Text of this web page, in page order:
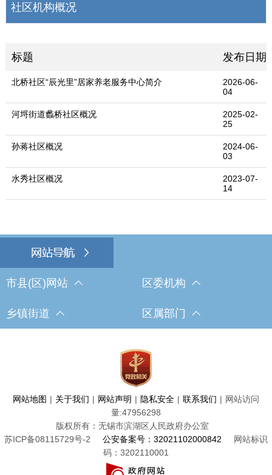
社区机构概况
标题 发布日期
北桥社区“辰光里”居家养老服务中心简介
2026-06-
04
河埒街道蠡桥社区概况
2025-02-
25
孙蒋社区概况
2024-06-
03
水秀社区概况
2023-07-
14
市县(区)网站 区委机构
乡镇街道 区属部门
网站地图 | 关于我们 | 网站声明 | 隐私安全 | 联系我们 | 网站访问
量:47956298
版权所有：无锡市滨湖区人民政府办公室
苏ICP备08115729号-2
公安备案号：32021102000842
网站标识
码：3202110001